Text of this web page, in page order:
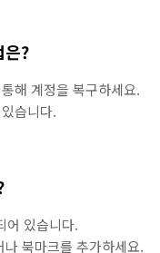
은?
해 계정을 복구하세요.
습니다.
어 있습니다.
북마크를 추가하세요.